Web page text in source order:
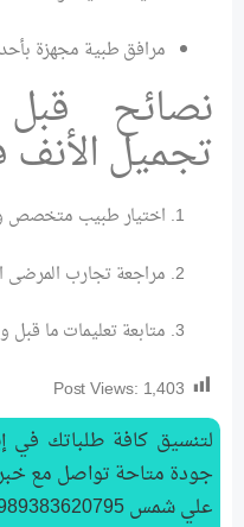
مرافق طبية مجهزة
نصائح
تجميل الأنف
اختيار طبيب متخصص
مراجعة تجارب المرضى
متابعة تعليمات ما قبل
Post Views: 1,403
لتنسیق كافة طلباتك
جودة متاحة تواصل مع
علي شمس 989383620795+